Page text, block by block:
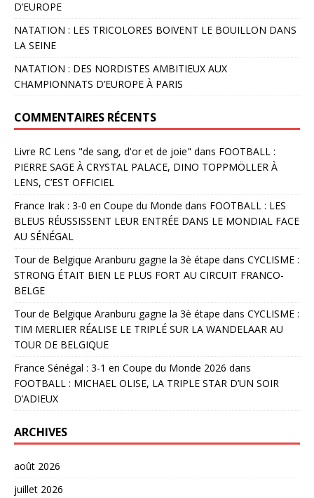
D’EUROPE
NATATION : LES TRICOLORES BOIVENT LE BOUILLON DANS
LA SEINE
NATATION : DES NORDISTES AMBITIEUX AUX
CHAMPIONNATS D’EUROPE À PARIS
COMMENTAIRES RÉCENTS
Livre RC Lens "de sang, d'or et de joie" dans FOOTBALL :
PIERRE SAGE À CRYSTAL PALACE, DINO TOPPMÖLLER À
LENS, C’EST OFFICIEL
France Irak : 3-0 en Coupe du Monde dans FOOTBALL : LES
BLEUS RÉUSSISSENT LEUR ENTRÉE DANS LE MONDIAL FACE
AU SÉNÉGAL
Tour de Belgique Aranburu gagne la 3è étape dans CYCLISME :
STRONG ÉTAIT BIEN LE PLUS FORT AU CIRCUIT FRANCO-
BELGE
Tour de Belgique Aranburu gagne la 3è étape dans CYCLISME :
TIM MERLIER RÉALISE LE TRIPLÉ SUR LA WANDELAAR AU
TOUR DE BELGIQUE
France Sénégal : 3-1 en Coupe du Monde 2026 dans
FOOTBALL : MICHAEL OLISE, LA TRIPLE STAR D’UN SOIR
D’ADIEUX
ARCHIVES
août 2026
juillet 2026